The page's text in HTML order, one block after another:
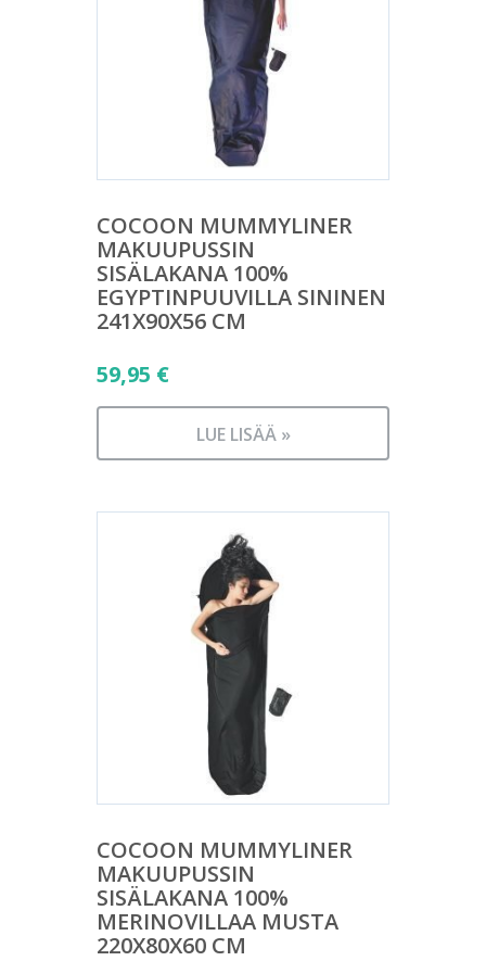
COCOON MUMMYLINER
MAKUUPUSSIN
SISÄLAKANA 100%
EGYPTINPUUVILLA SININEN
241X90X56 CM
59,95 €
LUE LISÄÄ »
COCOON MUMMYLINER
MAKUUPUSSIN
SISÄLAKANA 100%
MERINOVILLAA MUSTA
220X80X60 CM